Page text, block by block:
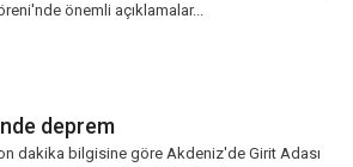
önemli açıklamalar...
deprem
dakika bilgisine göre Akdeniz'de Girit Adası